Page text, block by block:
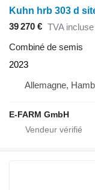
Kuhn hrb 303 d
39 270 € TVA incluse
Combiné de semis
2023
Allemagne,
E-FARM GmbH